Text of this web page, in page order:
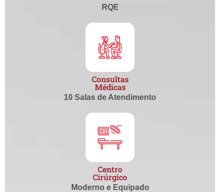
RQE
Consultas
Médicas
10 Salas de Atendimento
Centro
Cirúrgico
Moderno e Equipado